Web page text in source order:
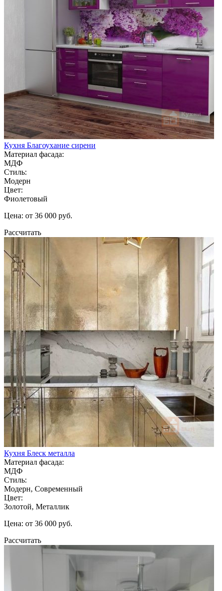
Кухня Благоухание сирени
Материал фасада:
МДФ
Стиль:
Модерн
Цвет:
Фиолетовый
Цена: от 36 000 руб.
Рассчитать
Кухня Блеск металла
Материал фасада:
МДФ
Стиль:
Модерн, Современный
Цвет:
Золотой, Металлик
Цена: от 36 000 руб.
Рассчитать